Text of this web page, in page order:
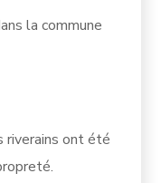
la commune
riverains ont été